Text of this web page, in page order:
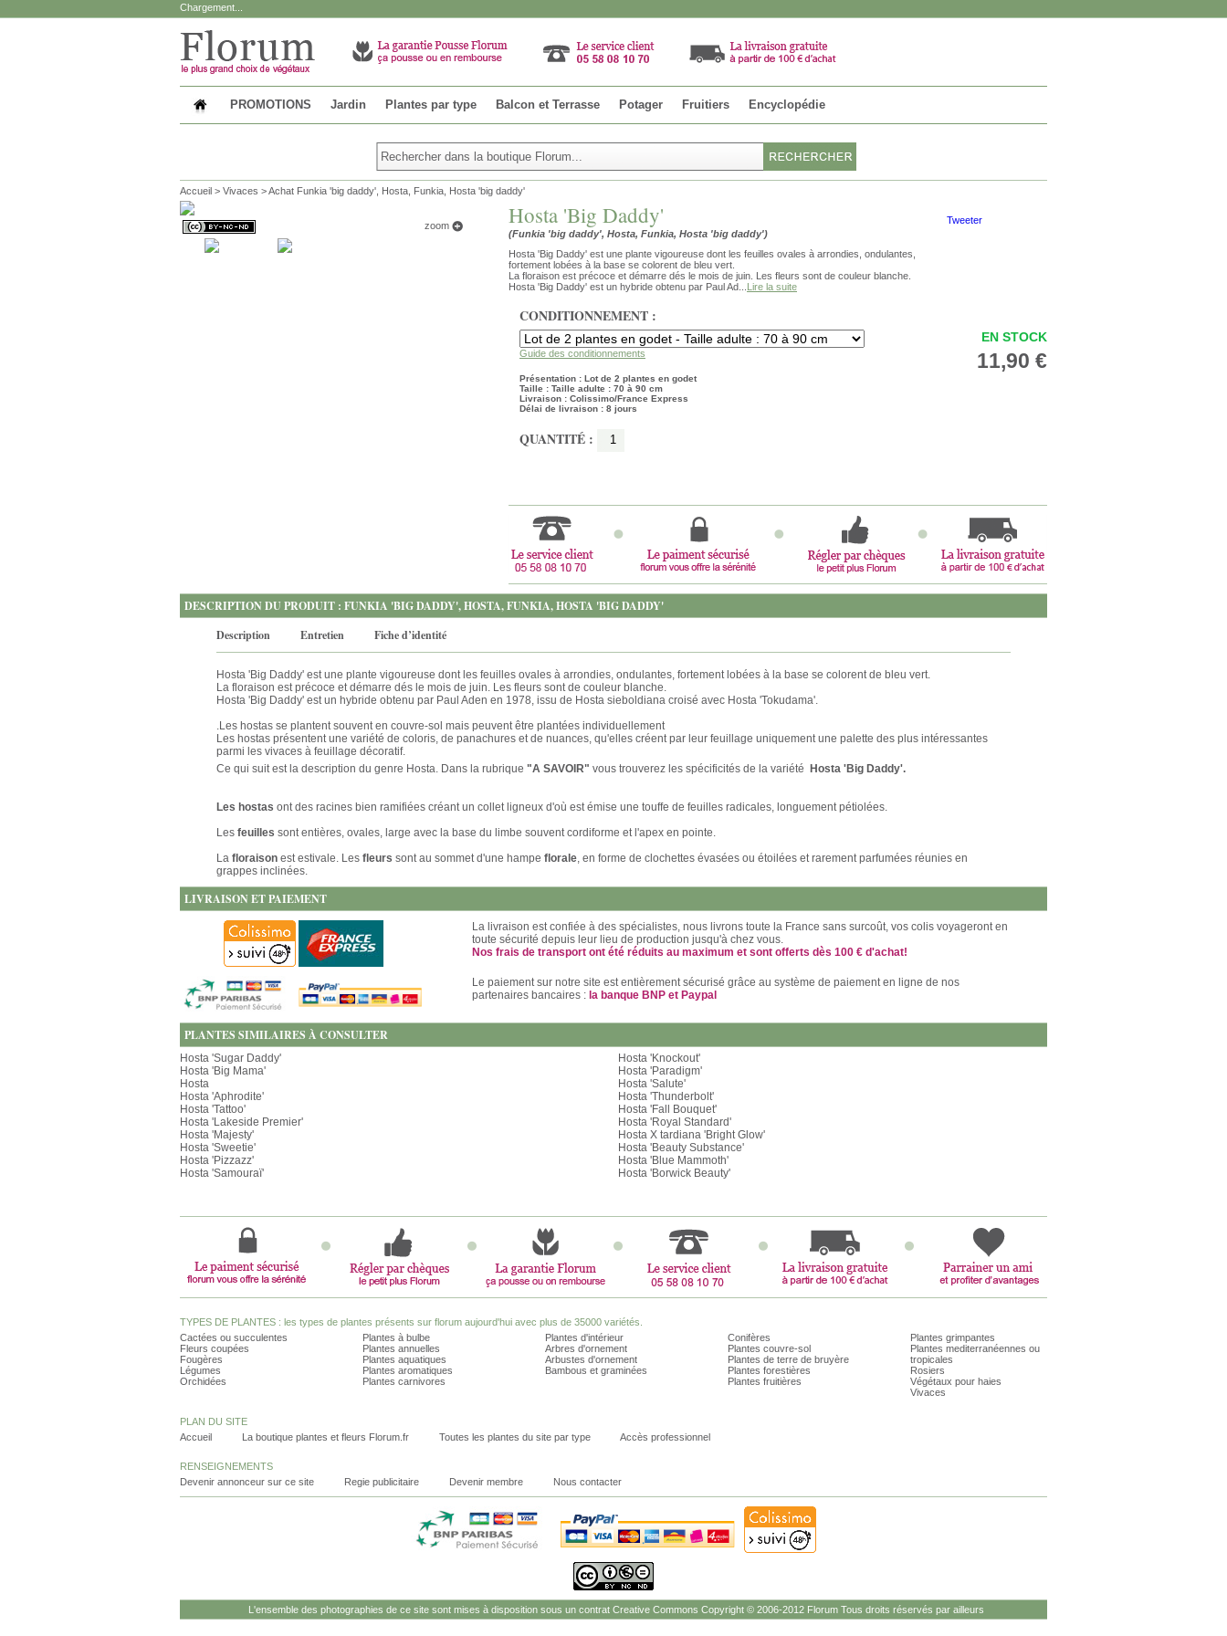
Chargement...
PROMOTIONS Jardin Plantes par type Balcon et Terrasse Potager Fruitiers Encyclopédie
Accueil > Vivaces >Achat Funkia 'big daddy', Hosta, Funkia, Hosta 'big daddy'
zoom Hosta 'Big Daddy'
(Funkia 'big daddy', Hosta, Funkia, Hosta 'big daddy')
Hosta 'Big Daddy' est une plante vigoureuse dont les feuilles ovales à arrondies, ondulantes,
fortement lobées à la base se colorent de bleu vert.
La floraison est précoce et démarre dés le mois de juin. Les fleurs sont de couleur blanche.
Hosta 'Big Daddy' est un hybride obtenu par Paul Ad... Lire la suite
Tweeter
CONDITIONNEMENT :
Guide des conditionnements
EN STOCK
11,90 €
Présentation : Lot de 2 plantes en godet
Taille : Taille adulte : 70 à 90 cm
Livraison : Colissimo/France Express
Délai de livraison : 8 jours
QUANTITÉ :
DESCRIPTION DU PRODUIT : FUNKIA 'BIG DADDY', HOSTA, FUNKIA, HOSTA 'BIG DADDY'
Description
Entretien Fiche d’identité
Hosta 'Big Daddy' est une plante vigoureuse dont les feuilles ovales à arrondies, ondulantes, fortement lobées à la base se colorent de bleu vert.
La floraison est précoce et démarre dés le mois de juin. Les fleurs sont de couleur blanche.
Hosta 'Big Daddy' est un hybride obtenu par Paul Aden en 1978, issu de Hosta sieboldiana croisé avec Hosta 'Tokudama'.
.Les hostas se plantent souvent en couvre-sol mais peuvent être plantées individuellement
Les hostas présentent une variété de coloris, de panachures et de nuances, qu'elles créent par leur feuillage uniquement une palette des plus intéressantes
parmi les vivaces à feuillage décoratif.
Ce qui suit est la description du genre Hosta. Dans la rubrique "A SAVOIR" vous trouverez les spécificités de la variété Hosta 'Big Daddy'.
Les hostas ont des racines bien ramifiées créant un collet ligneux d'où est émise une touffe de feuilles radicales, longuement pétiolées.
Les feuilles sont entières, ovales, large avec la base du limbe souvent cordiforme et l'apex en pointe.
La floraison est estivale. Les fleurs sont au sommet d'une hampe florale, en forme de clochettes évasées ou étoilées et rarement parfumées réunies en
grappes inclinées.
LIVRAISON ET PAIEMENT
La livraison est confiée à des spécialistes, nous livrons toute la France sans surcoût, vos colis voyageront en
toute sécurité depuis leur lieu de production jusqu'à chez vous.
Nos frais de transport ont été réduits au maximum et sont offerts dès 100 € d'achat!
Le paiement sur notre site est entièrement sécurisé grâce au système de paiement en ligne de nos
partenaires bancaires : la banque BNP et Paypal
PLANTES SIMILAIRES À CONSULTER
Hosta 'Sugar Daddy'
Hosta 'Big Mama'
Hosta
Hosta 'Aphrodite'
Hosta 'Tattoo'
Hosta 'Lakeside Premier'
Hosta 'Majesty'
Hosta 'Sweetie'
Hosta 'Pizzazz'
Hosta 'Samouraï'
Hosta 'Knockout'
Hosta 'Paradigm'
Hosta 'Salute'
Hosta 'Thunderbolt'
Hosta 'Fall Bouquet'
Hosta 'Royal Standard'
Hosta X tardiana 'Bright Glow'
Hosta 'Beauty Substance'
Hosta 'Blue Mammoth'
Hosta 'Borwick Beauty'
TYPES DE PLANTES : les types de plantes présents sur florum aujourd'hui avec plus de 35000 variétés.
Cactées ou succulentes
Fleurs coupées
Fougères
Légumes
Orchidées
Plantes à bulbe
Plantes annuelles
Plantes aquatiques
Plantes aromatiques
Plantes carnivores
Plantes d'intérieur
Arbres d'ornement
Arbustes d'ornement
Bambous et graminées
Conifères
Plantes couvre-sol
Plantes de terre de bruyère
Plantes forestières
Plantes fruitières
Plantes grimpantes
Plantes mediterranéennes ou
tropicales
Rosiers
Végétaux pour haies
Vivaces
PLAN DU SITE
Accueil
La boutique plantes et fleurs Florum.fr Toutes les plantes du site par type Accès professionnel
RENSEIGNEMENTS
Devenir annonceur sur ce site
Regie publicitaire Devenir membre Nous contacter
L'ensemble des photographies de ce site sont mises à disposition sous un contrat Creative Commons Copyright © 2006-2012 Florum Tous droits réservés par ailleurs